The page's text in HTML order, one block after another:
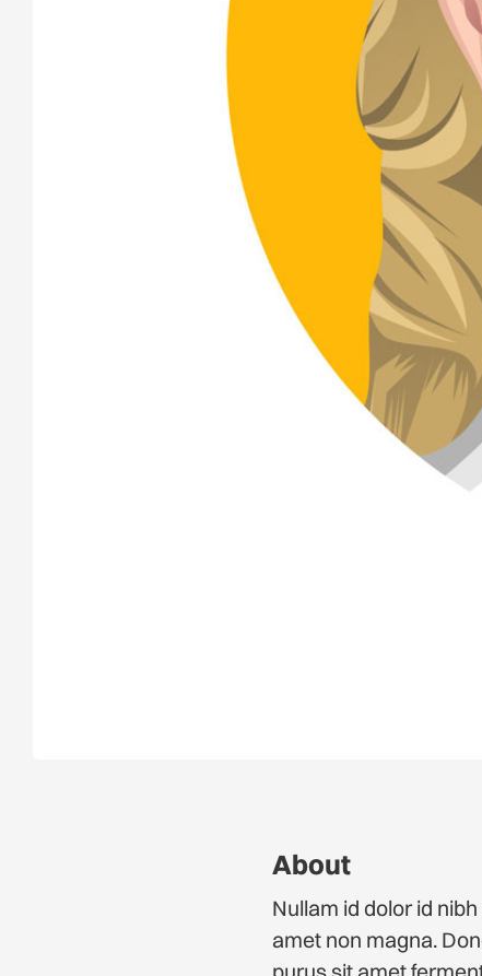
About
Nullam id dolor id
amet non magna.